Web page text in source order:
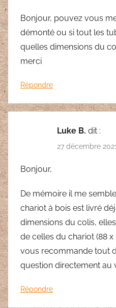
Bonjour, pouvez vous
démonté ou si tout les
quelles dimensions du
merci
Répondre
Luke B. dit :
27 décembre
Bonjour,
De mémoire il me
chariot à bois est livré
dimensions du colis,
de celles du chariot (88
vous recommande tout
question directement au
Répondre